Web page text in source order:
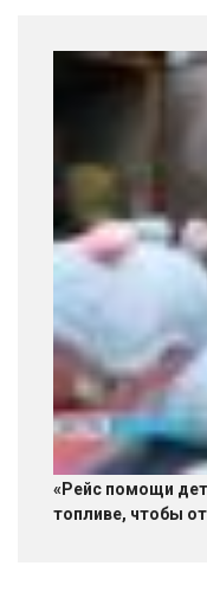
«Рейс помощи
топливе, чтобы